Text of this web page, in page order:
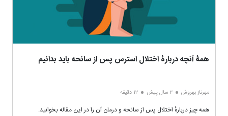
همۀ آنچه دربارۀ اختلال استرس پس از سانحه باید بدانیم
مهرناز بهروش 2 سال پیش 12 دقیقه
همه چیز دربارهٔ اختلال پس از سانحه و درمان آن را در این مقاله بخوانید.